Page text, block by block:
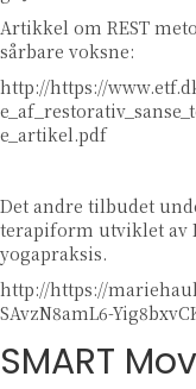
Artikkel om REST
sårbare voksne:
http://https://
e_artikel.pdf
Det andre tilbudet
terapiform utviklet av
yogapraksis.
http://https://
SAvzN8amL6-
SMART